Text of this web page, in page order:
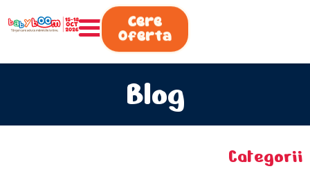
0730.808.038 Cere
Oferta
Blog
Categorii